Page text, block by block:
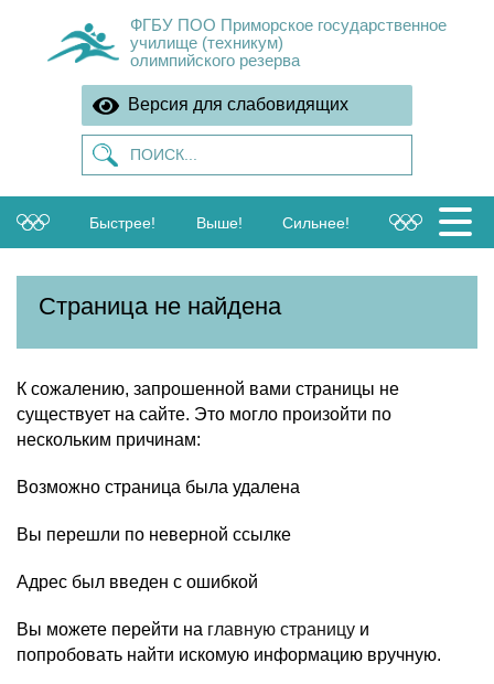
ФГБУ ПОО Приморское государственное
училище (техникум)
олимпийского резерва
Версия для слабовидящих
Быстрее! Выше! Сильнее!
Страница не найдена
К сожалению, запрошенной вами страницы не
существует на сайте. Это могло произойти по
нескольким причинам:
Возможно страница была удалена
Вы перешли по неверной ссылке
Адрес был введен c ошибкой
Вы можете перейти на главную страницу и
попробовать найти искомую информацию вручную.